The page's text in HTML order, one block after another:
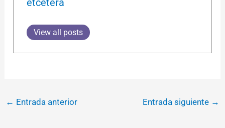
etcétera
View all posts
← Entrada anterior Entrada siguiente →